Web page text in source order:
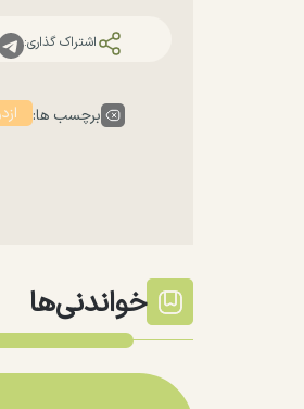
اشتراک گذاری:
برچسب ها:
خواندنی‌ها